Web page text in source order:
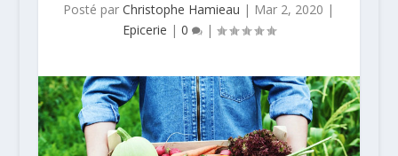
Posté parChristophe Hamieau | Mar 2, 2020 |
Epicerie | 0 |